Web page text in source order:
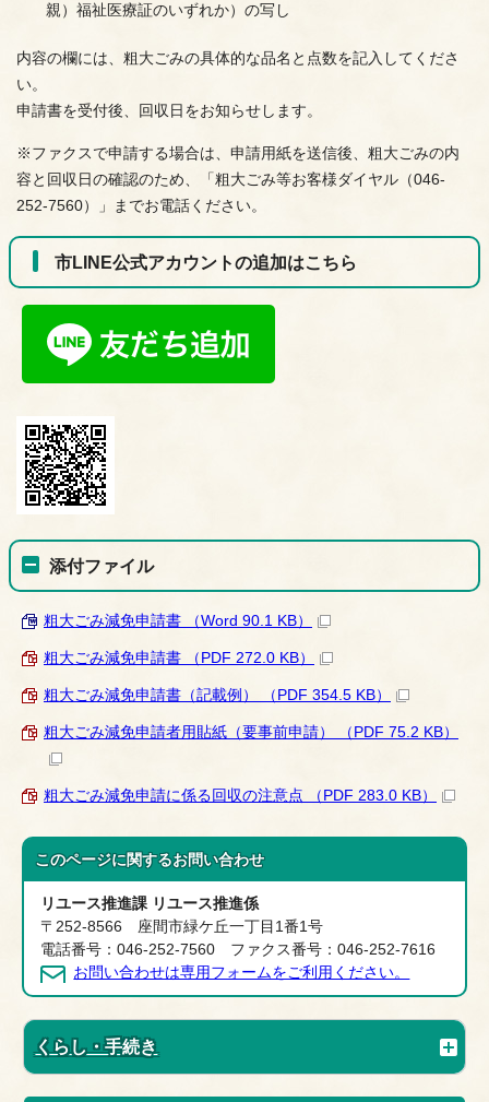
親）福祉医療証のいずれか）の写し
内容の欄には、粗大ごみの具体的な品名と点数を記入してくださ
い。
申請書を受付後、回収日をお知らせします。
※ファクスで申請する場合は、申請用紙を送信後、粗大ごみの内
容と回収日の確認のため、「粗大ごみ等お客様ダイヤル（046-
252-7560）」までお電話ください。
市LINE公式アカウントの追加はこちら
添付ファイル
粗大ごみ減免申請書 （Word 90.1 KB）
粗大ごみ減免申請書 （PDF 272.0 KB）
粗大ごみ減免申請書（記載例） （PDF 354.5 KB）
粗大ごみ減免申請者用貼紙（要事前申請） （PDF 75.2 KB）
粗大ごみ減免申請に係る回収の注意点 （PDF 283.0 KB）
このページに関するお問い合わせ
リユース推進課 リユース推進係
〒252-8566 座間市緑ケ丘一丁目1番1号
電話番号：046-252-7560 ファクス番号：046-252-7616
お問い合わせは専用フォームをご利用ください。
くらし・手続き